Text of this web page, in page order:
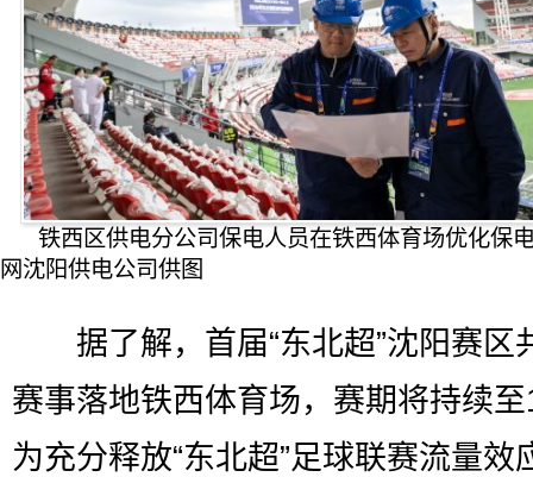
铁西区供电分公司保电人员在铁西体育场优化保
网沈阳供电公司供图
据了解，首届“东北超”沈阳赛区
赛事落地铁西体育场，赛期将持续
为充分释放“东北超”足球联赛流量效